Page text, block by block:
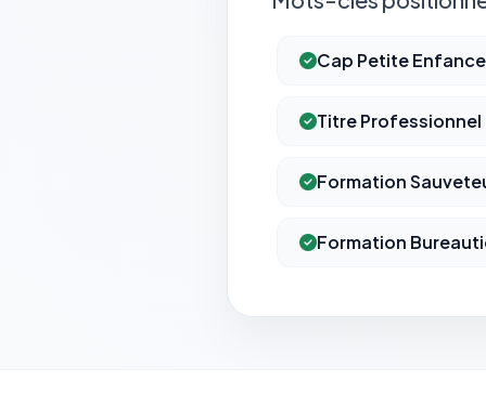
Cap Petite Enfance
Titre
Formation
Formation